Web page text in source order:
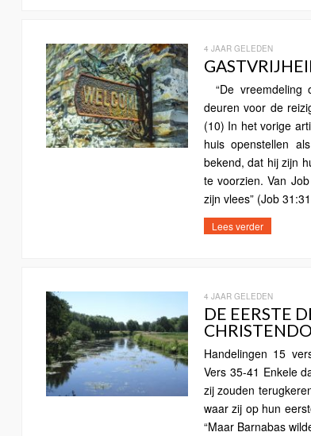
4 JAAR GELEDEN
“De vreemdeling
deuren voor de
(10) In het vorige
huis openstellen
bekend, dat hij zijn
te voorzien. Van
zijn vlees” (Job
Lees verder
4 JAAR GELEDEN
DE EERSTE
Handelingen 15
Vers 35-41 Enkele
zij zouden
waar zij op hun
“Maar Barnabas